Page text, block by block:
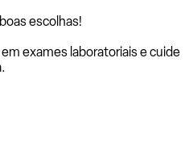
boas escolhas!
exames laboratoriais e cuide